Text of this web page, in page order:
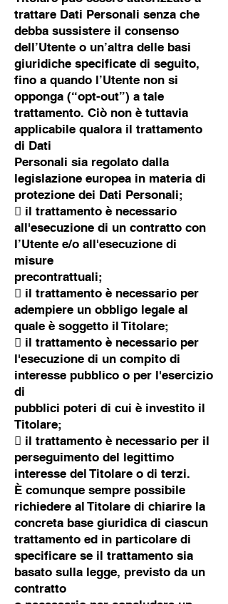
trattare Dati Personali senza che
debba sussistere il consenso
dell’Utente o un’altra delle basi
giuridiche specificate di seguito,
fino a quando l’Utente non si
opponga (“opt-out”) a tale
trattamento. Ciò non è tuttavia
applicabile qualora il trattamento
di Dati
Personali sia regolato dalla
legislazione europea in materia di
protezione dei Dati Personali;
 il trattamento è necessario
all'esecuzione di un contratto con
l’Utente e/o all'esecuzione di
misure
precontrattuali;
 il trattamento è necessario per
adempiere un obbligo legale al
quale è soggetto il Titolare;
 il trattamento è necessario per
l'esecuzione di un compito di
interesse pubblico o per l'esercizio
di
pubblici poteri di cui è investito il
Titolare;
 il trattamento è necessario per il
perseguimento del legittimo
interesse del Titolare o di terzi.
È comunque sempre possibile
richiedere al Titolare di chiarire la
concreta base giuridica di ciascun
trattamento ed in particolare di
specificare se il trattamento sia
basato sulla legge, previsto da un
contratto